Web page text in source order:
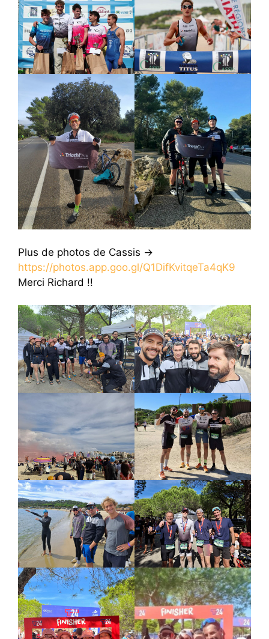
Plus de photos de Cassis ->
https://photos.app.goo.gl/Q1DifKvitqeTa4qK9
Merci Richard !!